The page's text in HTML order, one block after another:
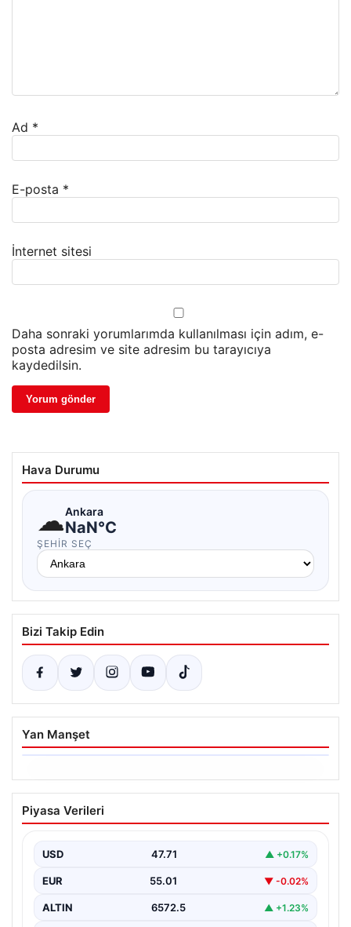
Ad *
E-posta *
İnternet sitesi
Daha sonraki yorumlarımda kullanılması için adım, e-
posta adresim ve site adresim bu tarayıcıya
kaydedilsin.
Hava Durumu
☁Ankara
NaN°C
ŞEHIR SEÇ
Bizi Takip Edin
Yan Manşet
06.08.2026
Hakkında icra takibi başlatan avukatı
katletmişti. İstenen ceza belli oldu
Yönelik Silahlı Saldırının Yargı Süreci Açıklandı”,
“content”:…
Piyasa Verileri
USD 47.71 ▲ +0.17%
EUR 55.01 ▼ -0.02%
ALTIN 6572.5 ▲ +1.23%